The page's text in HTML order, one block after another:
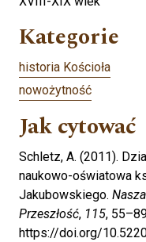
Kategorie
historia Kościoła
nowożytność
Jak cytować
Schletz, A. (2011).
naukowo-oświatowa
Jakubowskiego. Nasza
Przeszłość, 115,
https://doi.org/